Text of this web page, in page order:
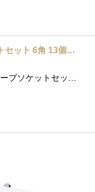
SIGNET 1/4DR ディープソケットセット 6角 13個組 トレー付 11432 シグネット 工具 6.35mm
1/2,3/8と続いて今度は1/4のディープソケットセットです。こちらも同じくSIGNET製です。4mm,4.5mm,5mm,5.5mm,6mm,7mm,8mm,9mm,10mm,11mm,12mm,13mm,14mm,の13種類のセッ�...